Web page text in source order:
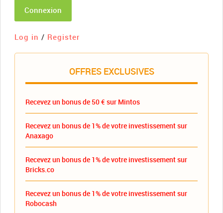
Connexion
Log in / Register
OFFRES EXCLUSIVES
Recevez un bonus de 50 € sur Mintos
Recevez un bonus de 1% de votre investissement sur
Anaxago
Recevez un bonus de 1% de votre investissement sur
Bricks.co
Recevez un bonus de 1% de votre investissement sur
Robocash